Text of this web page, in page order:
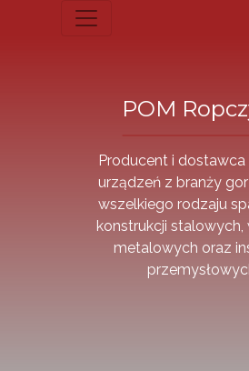
POM
Producent i dostawca
urządzeń z branży
wszelkiego rodzaju
konstrukcji
metalowych oraz